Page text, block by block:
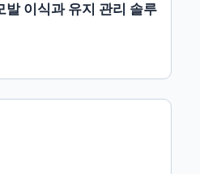
발 이식과 유지 관리 솔루